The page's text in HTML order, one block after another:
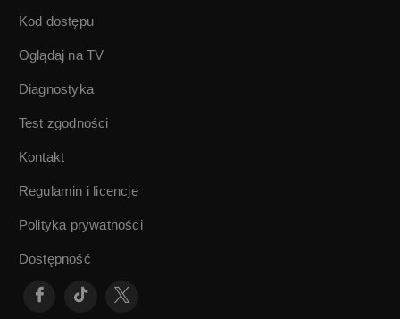
Kod dostępu
Oglądaj na TV
Diagnostyka
Test zgodności
Kontakt
Regulamin i licencje
Polityka prywatności
Dostępność